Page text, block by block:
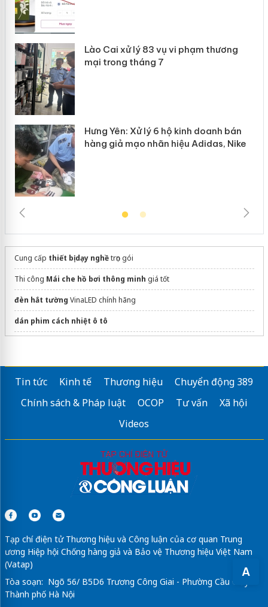
A
Lào Cai xử lý 83 vụ vi phạm thương
mại trong tháng 7
Hưng Yên: Xử lý 6 hộ kinh doanh bán
hàng giả mạo nhãn hiệu Adidas, Nike
Cung cấp thiết bị dạy nghềtrọn gói
Thi công Mái che hồ bơi thông minh giá tốt
đèn hắt tường VinaLED chính hãng
dán phim cách nhiệt ô tô
Loa Kiểm Âm
ChuyênSửa bếp nội địa NhậtGiá rẻ
tận nơi
Tin tức Kinh tế Thương hiệu
Chuyển động 389
Chính sách & Pháp luật
OCOP Tư vấn
Xã hội
Videos
Tạp chí điện tử Thương hiệu và Công luận của cơ quan Trung
ương Hiệp hội Chống hàng giả và Bảo vệ Thương hiệu Việt Nam
(Vatap)
Tòa soạn: Ngõ 56/ B5D6 Trương Công Giai - Phường Cầu Giấy -
Thành phố Hà Nội